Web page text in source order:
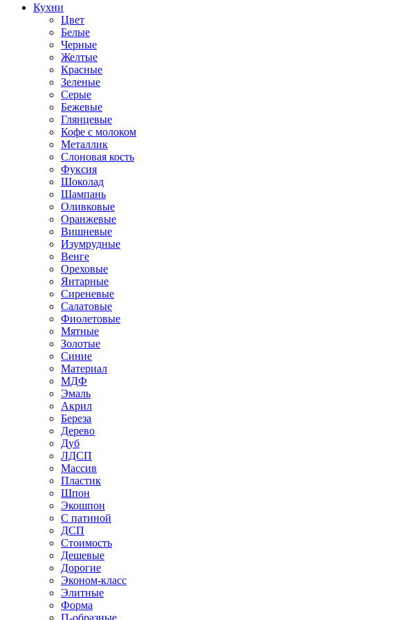
Кухни
Цвет
Белые
Черные
Желтые
Красные
Зеленые
Серые
Бежевые
Глянцевые
Кофе с молоком
Металлик
Слоновая кость
Фуксия
Шоколад
Шампань
Оливковые
Оранжевые
Вишневые
Изумрудные
Венге
Ореховые
Янтарные
Сиреневые
Салатовые
Фиолетовые
Мятные
Золотые
Синие
Материал
МДФ
Эмаль
Акрил
Береза
Дерево
Дуб
ЛДСП
Массив
Пластик
Шпон
Экошпон
С патиной
ДСП
Стоимость
Дешевые
Дорогие
Эконом-класс
Элитные
Форма
П-образные